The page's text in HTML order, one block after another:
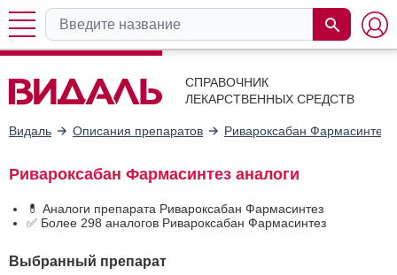
СПРАВОЧНИК
ЛЕКАРСТВЕННЫХ СРЕДСТВ
Видаль Описания препаратов Ривароксабан Фармасинтез
Ривароксабан Фармасинтез аналоги
💊 Аналоги препарата Ривароксабан Фармасинтез
✅ Более 298 аналогов Ривароксабан Фармасинтез
Выбранный препарат